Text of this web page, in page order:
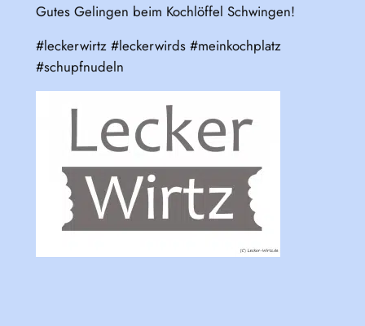
Gutes Gelingen beim Kochlöffel Schwingen!
#leckerwirtz #leckerwirds #meinkochplatz
#schupfnudeln